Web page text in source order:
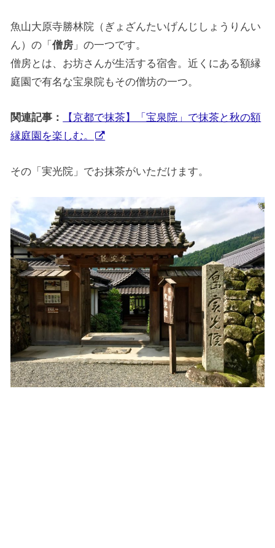
魚山大原寺勝林院（ぎょざんたいげんじしょうりんい
ん）の「僧房 」の一つです。
僧房とは、お坊さんが生活する宿舎。近くにある額縁
庭園で有名な宝泉院もその僧坊の一つ。
関連記事：
【京都で抹茶】「宝泉院」で抹茶と秋の額
縁庭園を楽しむ。
その「実光院」でお抹茶がいただけます。